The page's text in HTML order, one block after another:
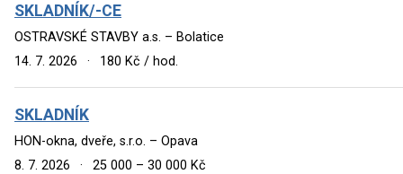
SKLADNÍK/-CE
OSTRAVSKÉ STAVBY a.s. – Bolatice
14. 7. 2026
· 180 Kč / hod.
SKLADNÍK
HON-okna, dveře, s.r.o. – Opava
8. 7. 2026
· 25 000 – 30 000 Kč